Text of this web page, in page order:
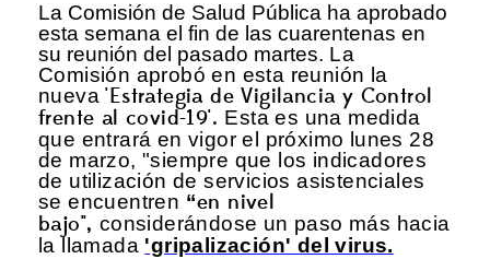
La Comisión de Salud Pública ha aprobado
esta semana el fin de las cuarentenas en
su reunión del pasado martes. La
Comisión aprobó en esta reunión la
nueva'Estrategia de Vigilancia y Control
frente al covid-19'. Esta es una medida
que entrará en vigor el próximo lunes 28
de marzo, "siempre que los indicadores
de utilización de servicios asistenciales
se encuentren “en nivel
bajo", considerándose un paso más hacia
la llamada 'gripalización' del virus.